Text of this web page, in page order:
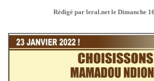
Rédigé par leral.net le Dimanche